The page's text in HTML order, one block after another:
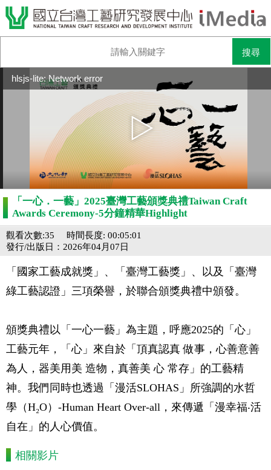
hlsjs-lite: Network error
「一心．一藝」2025臺灣工藝頒獎典禮Taiwan Craft
Awards Ceremony-5分鐘精華Highlight
時間長度: 00:05:01
觀看次數:35
發行/出版日：2026年04月07日
「國家工藝成就獎」、「臺灣工藝獎」、以及「臺灣
綠工藝認證」三項榮譽，於聯合頒獎典禮中頒發。
頒獎典禮以「一心一藝」為主題，呼應2025的「心」
工藝元年，「心」來自於「頂真認真 做事，心善意善
為人，器美用美 造物，真善美 心 常存」的工藝精
神。我們同時也透過「漫活SLOHAS」所強調的水哲
學（H₂O）-Human Heart Over-all，來傳遞「漫幸福‧活
自在」的人心價值。
相關影片